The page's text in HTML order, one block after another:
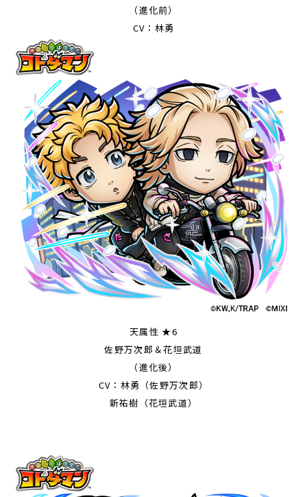
（進化前）
CV：林勇
天属性 ★6
佐野万次郎＆花垣武道
（進化後）
CV：林勇（佐野万次郎）
新祐樹（花垣武道）